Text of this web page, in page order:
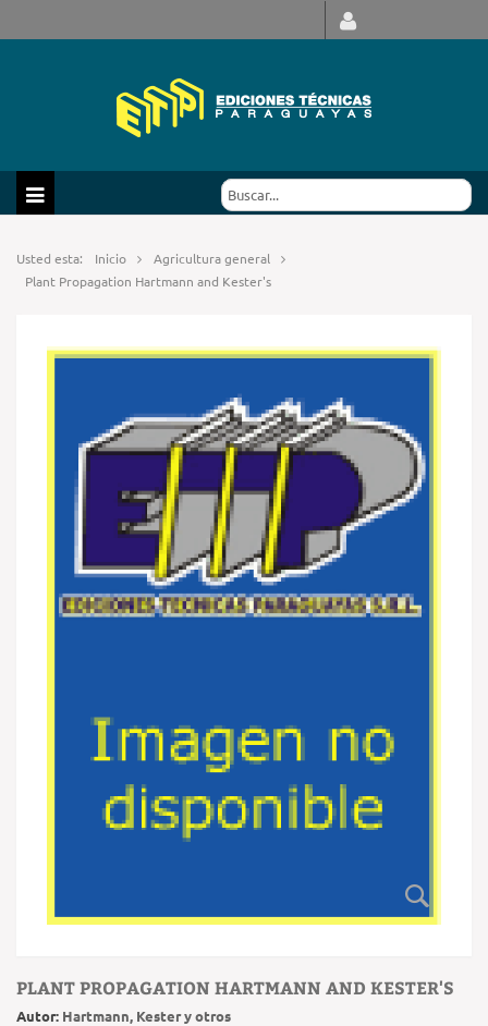
Usted esta: Inicio
Agricultura general
Plant Propagation Hartmann and Kester's
PLANT PROPAGATION HARTMANN AND KESTER'S
Autor: Hartmann, Kester y otros